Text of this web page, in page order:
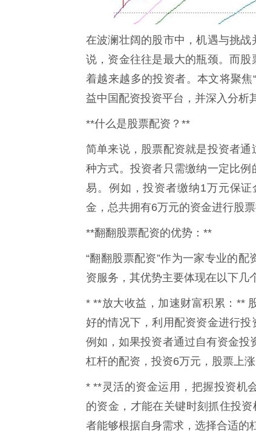
在波澜壮阔的股市中，机遇与挑
说，资金往往是最大的瓶颈。而股
着越来越多的投资者。本文将聚
益中国配资投资平台，并深入分析
**什么是股票配资？**
简单来说，股票配资就是投资者
种方式。投资者只需缴纳一定比
易。例如，投资者缴纳1万元保
金，总共拥有6万元的资金进行股票
**翻翻股票配资的优势：**
“翻翻股票配资”作为一家专业的
资服务，其优势主要体现在以下几
* **放大收益，加速财富积累：**
好的情况下，利用配资资金进行投
例如，如果投资者通过自有资金投
杠杆的配资，投资6万元，股票上
* **灵活的资金运用，把握投资机
的资金，才能在关键时刻抓住投
者能够根据自身需求，选择合适的